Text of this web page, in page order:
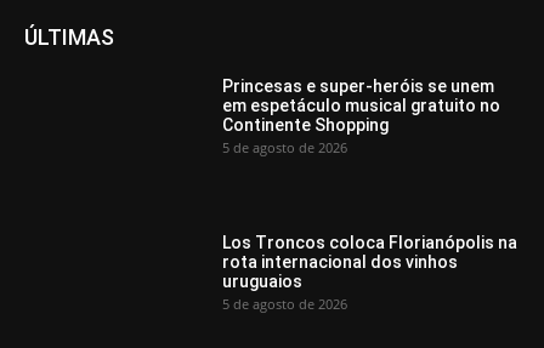
ÚLTIMAS
Princesas e super-heróis se unem
em espetáculo musical gratuito no
Continente Shopping
5 de agosto de 2026
Los Troncos coloca Florianópolis na
rota internacional dos vinhos
uruguaios
5 de agosto de 2026